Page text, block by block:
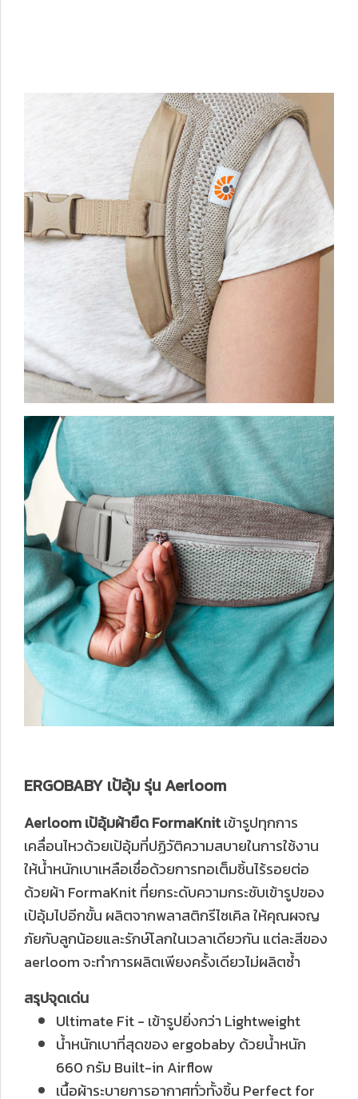
ERGOBABY เป้อุ้ม รุ่น Aerloom
Aerloom เป้อุ้มผ้ายืด FormaKnitเข้ารูปทุกการ
เคลื่อนไหวด้วยเป้อุ้มที่ปฏิวัติความสบายในการใช้งาน
ให้น้ำหนักเบาเหลือเชื่อด้วยการทอเต็มชิ้นไร้รอยต่อ
ด้วยผ้า FormaKnit ที่ยกระดับความกระชับเข้ารูปของ
เป้อุ้มไปอีกขั้น ผลิตจากพลาสติกรีไซเคิล ให้คุณผจญ
ภัยกับลูกน้อยและรักษ์โลกในเวลาเดียวกัน แต่ละสีของ
aerloom จะทำการผลิตเพียงครั้งเดียวไม่ผลิตซ้ำ
สรุปจุดเด่น
Ultimate Fit - เข้ารูปยิ่งกว่า Lightweight
น้ำหนักเบาที่สุดของ ergobaby ด้วยน้ำหนัก
660 กรัม Built-in Airflow
เนื้อผ้าระบายการอากาศทั่วทั้งชิ้น Perfect for